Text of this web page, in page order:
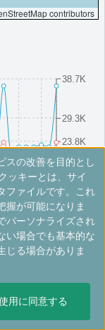
ルです。スタイリ
整っております。
,ラウンジアクセス有
（スイート含む）,エグ
contributors
8/28(Thu)
18.3K
23.8K
29.3K
38.7K
報は公式サイトでご確認ください。
温かなおもてなし
スの改善を目的とし
ッキーとは、サイ
ファイルです。これ
握が可能になりま
パーソナライズされ
い場合でも基本的な
じる場合がありま
用に同意する